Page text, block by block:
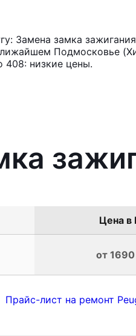
Замена замка
Подмосковье
408: низкие цены.
Цена в
от
Прайс-лист на ремонт